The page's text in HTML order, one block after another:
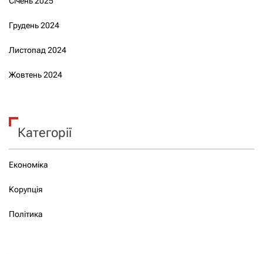
Грудень 2024
Листопад 2024
Жовтень 2024
Категорії
Економіка
Корупція
Політика